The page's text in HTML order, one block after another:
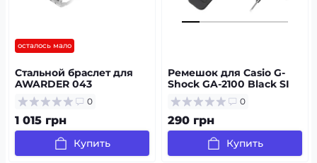
осталось мало
Стальной браслет для
AWARDER 043
0
1 015 грн
Купить
Ремешок для Casio G-
Shock GA-2100 Black SI
0
290 грн
Купить